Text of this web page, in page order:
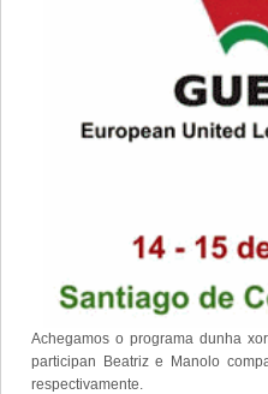
Achegamos o programa dunha
participan Beatriz e Manolo
respectivamente.